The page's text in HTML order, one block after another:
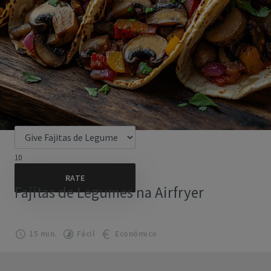
10
Fajitas de Legumes na Airfryer
15 min. Fácil Económico